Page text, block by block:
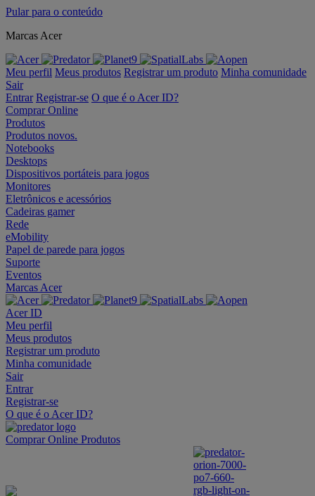
Pular para o conteúdo
Marcas Acer
Meu perfil Meus produtos Registrar um produto Minha comunidade
Sair
Entrar Registrar-se O que é o Acer ID?
Comprar Online
Produtos
Produtos novos.
Notebooks
Desktops
Dispositivos portáteis para jogos
Monitores
Eletrônicos e acessórios
Cadeiras gamer
Rede
eMobility
Papel de parede para jogos
Suporte
Eventos
Marcas Acer
Acer ID
Meu perfil
Meus produtos
Registrar um produto
Minha comunidade
Sair
Entrar
Registrar-se
O que é o Acer ID?
Comprar Online Produtos